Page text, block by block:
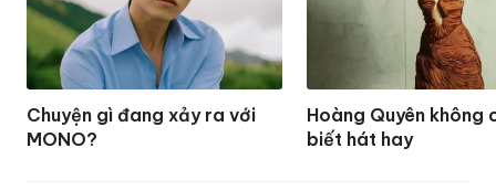
Chuyện gì đang xảy ra với
MONO?
Hoàng Quyên không
biết hát hay